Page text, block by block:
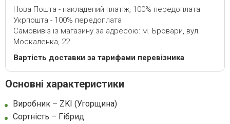
Нова Пошта - накладений платіж, 100% передоплата
Укрпошта - 100% передоплата
Самовивіз із магазину за адресою: м. Бровари, вул.
Москаленка, 22
Вартість доставки за тарифами перевізника
Основні характеристики
Виробник – ZKI (Угорщина)
Сортність – Гібрид